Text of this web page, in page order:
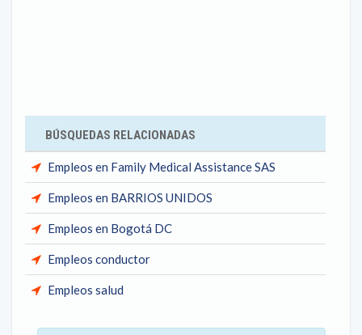
BÚSQUEDAS RELACIONADAS
Empleos en Family Medical Assistance SAS
Empleos en BARRIOS UNIDOS
Empleos en Bogotá DC
Empleos conductor
Empleos salud